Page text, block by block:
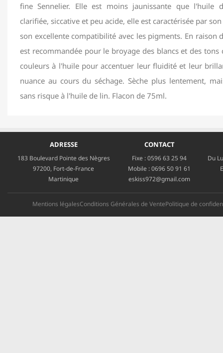
fine Sennelier. Elle est moins jaunissante que l'huile
clarifiée, siccative et peu acide, elle est caractérisée par
son excellente compatibilité avec les pigments. En raison
est recommandée pour le broyage des blancs et des tons
couleurs à l'huile pour accentuer leur fluidité et leur
nuance au cours du séchage. Sèche plus lentement,
sans risque à l'huile de lin. Flacon de 75ml.
ADRESSE
183 Boulevard Pointe des Nègres
97200, Fort-de-France
Martinique
CONTACT
Fixe :0596 63 25 94
Mobile :0696 50 91 61
eskiss972@gmail.com
Du
Mentions légalesConditions Générales de VentePolitique de